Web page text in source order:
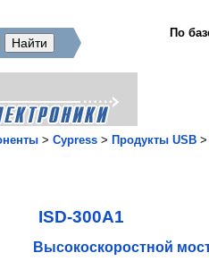
По
> Cypress > Продукты USB >
ISD-300A1
Высокоскоростной